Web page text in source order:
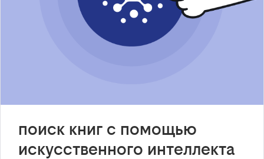
поиск книг с помощью
искусственного интеллекта